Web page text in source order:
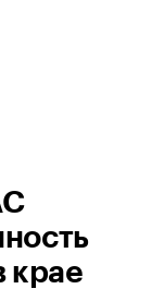
крае